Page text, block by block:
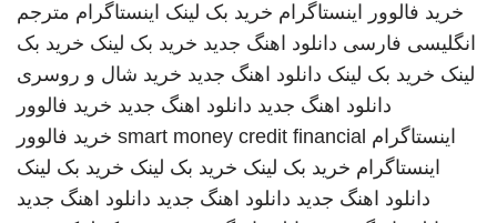
خرید فالوور اینستاگرام خرید بک لینک اینستاگرام مترجم
انگلیسی فارسی دانلود اهنگ جدید خرید بک لینک خرید بک
لینک خرید بک لینک دانلود اهنگ جدید خرید شال و روسری
دانلود اهنگ جدید دانلود اهنگ جدید خرید فالوور
اینستاگرام smart money credit financial خرید فالوور
اینستاگرام خرید بک لینک خرید بک لینک خرید بک لینک
دانلود اهنگ جدید دانلود اهنگ جدید دانلود اهنگ جدید